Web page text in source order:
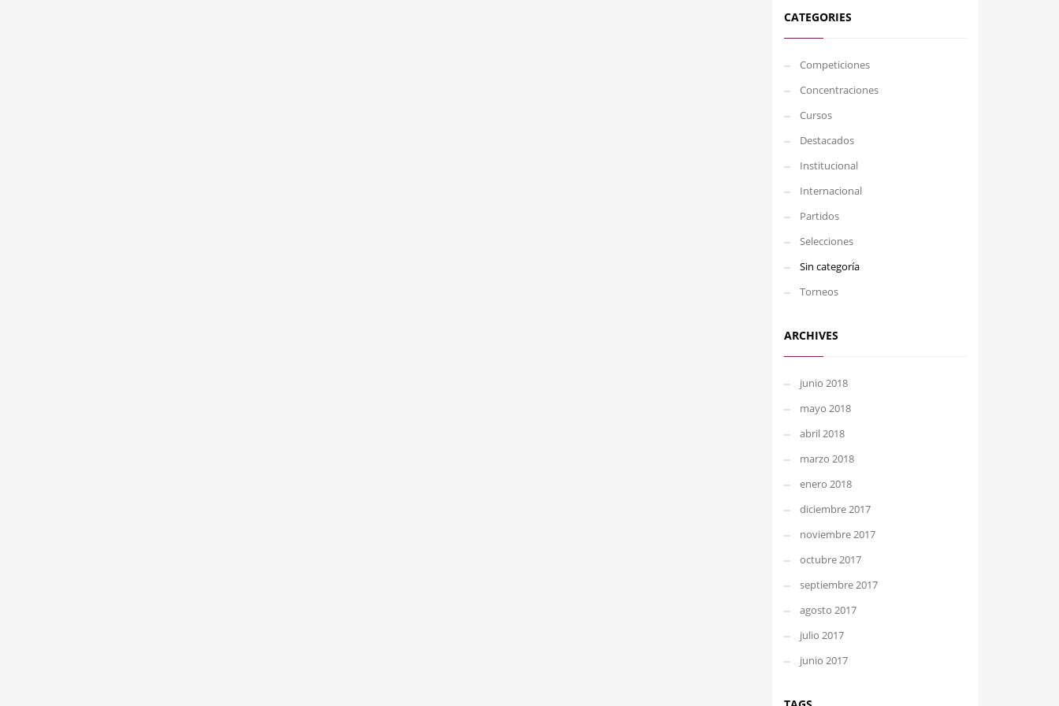
CATEGORIES
Competiciones
Concentraciones
Cursos
Destacados
Institucional
Internacional
Partidos
Selecciones
Sin categoría
Torneos
ARCHIVES
junio 2018
mayo 2018
abril 2018
marzo 2018
enero 2018
diciembre 2017
noviembre 2017
octubre 2017
septiembre 2017
agosto 2017
julio 2017
junio 2017